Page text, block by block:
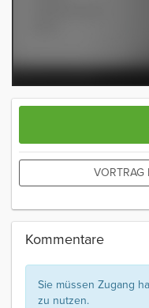
VORTRAG
Kommentare
Sie müssen Zugang
zu nutzen.